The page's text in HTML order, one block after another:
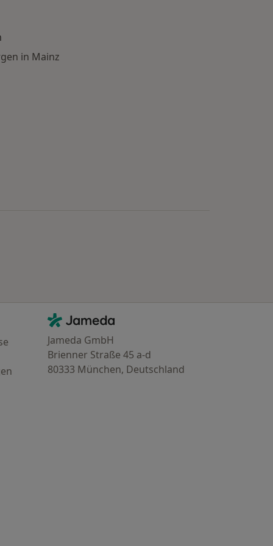
in Mainz
Kontakt
Jameda - Startseite
Jameda GmbH
Brienner Straße 45 a-d
80333 München, Deutschland